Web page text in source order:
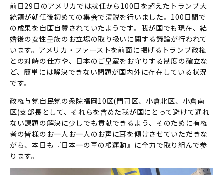
前日29日のアメリカでは就任から100日を超えたトランプ大
統領が就任後初めての集会で演説を行いました。100日間で
の成果を自画自賛されていたようです。我が国でも現在、結
婚後の女性皇族のお立場の取り扱いに関する議論が行われて
います。アメリカ・ファーストを前面に掲げるトランプ政権
との対峙の仕方や、日本のご皇室をお守りする制度の確立な
ど、簡単には解決できない問題が国内外に存在している状況
です。
政権与党自民党の衆院福岡10区(門司区、小倉北区、小倉南
区)支部長として、それらを含めた我が国にとって避けて通れ
ない課題の解決に少しでも貢献できるよう、そのために有権
者の皆様のお一人お一人のお声に耳を傾けさせていただきな
がら、本日も『日本一の草の根運動』に全力で取り組んで参
ります。